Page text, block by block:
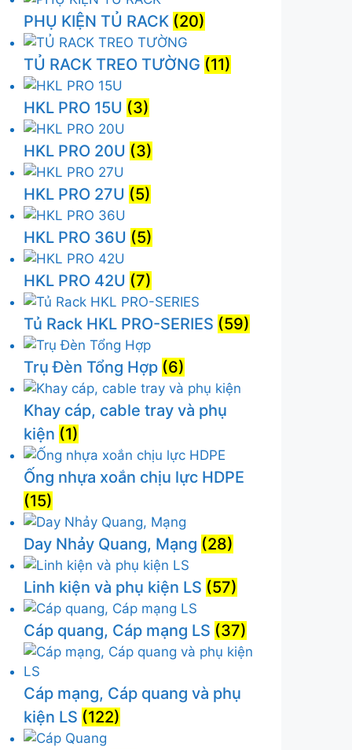
PHỤ KIỆN TỦ RACK (20)
TỦ RACK TREO TƯỜNG (11)
HKL PRO 15U (3)
HKL PRO 20U (3)
HKL PRO 27U (5)
HKL PRO 36U (5)
HKL PRO 42U (7)
Tủ Rack HKL PRO-SERIES (59)
Trụ Đèn Tổng Hợp (6)
Khay cáp, cable tray và phụ
kiện (1)
Ống nhựa xoắn chịu lực HDPE
(15)
Day Nhảy Quang, Mạng (28)
Linh kiện và phụ kiện LS (57)
Cáp quang, Cáp mạng LS (37)
Cáp mạng, Cáp quang và phụ
kiện LS (122)